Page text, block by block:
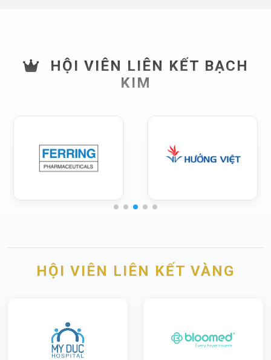
HỘI VIÊN LIÊN KẾT BẠCH
KIM
HỘI VIÊN LIÊN KẾT VÀNG